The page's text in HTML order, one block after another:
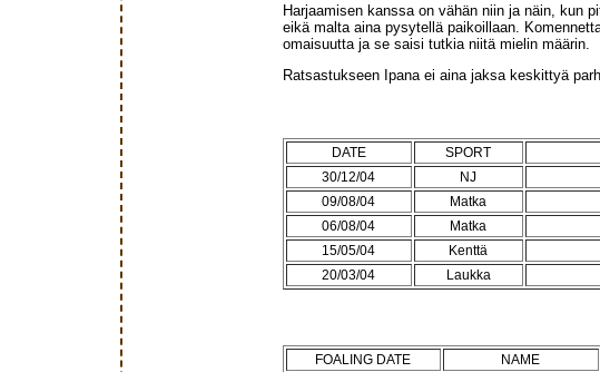
Harjaamisen kanssa on vähän niin ja näin, kun
eikä malta aina pysytellä paikoillaan.
omaisuutta ja se saisi tutkia niitä mielin määrin.
Ratsastukseen Ipana ei aina jaksa keskittyä
DATE SPORT
30/12/04
NJ
09/08/04
Matka
06/08/04
Matka
15/05/04
Kenttä
20/03/04
Laukka
FOALING DATE NAME